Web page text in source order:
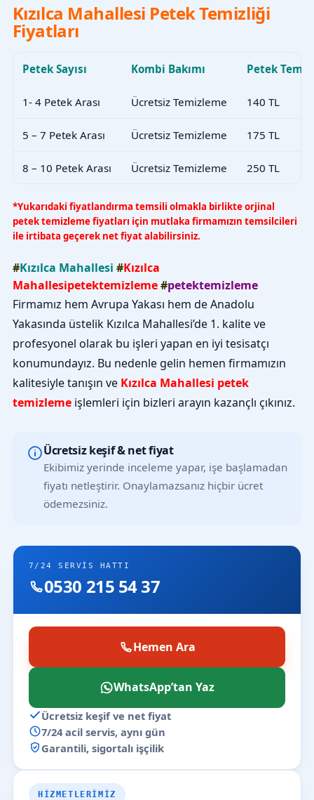
Kızılca Mahallesi Petek Temizliği
Fiyatları
Petek Sayısı Kombi Bakımı Petek
1- 4 Petek Arası Ücretsiz Temizleme 140 TL
5 – 7 Petek Arası Ücretsiz Temizleme 175 TL
8 – 10 Petek Arası Ücretsiz Temizleme 250 TL
*Yukarıdaki fiyatlandırma temsili olmakla birlikte orjinal
petek temizleme fiyatları için mutlaka firmamızın temsilcileri
ile irtibata geçerek net fiyat alabilirsiniz.
#Kızılca Mahallesi #Kızılca
Mahallesipetektemizleme#petektemizleme
Firmamız hem Avrupa Yakası hem de Anadolu
Yakasında üstelik Kızılca Mahallesi’de 1. kalite ve
profesyonel olarak bu işleri yapan en iyi tesisatçı
konumundayız. Bu nedenle gelin hemen firmamızın
kalitesiyle tanışın ve Kızılca Mahallesi petek
temizlemeişlemleri için bizleri arayın kazançlı çıkınız.
Ücretsiz keşif & net fiyat
Ekibimiz yerinde inceleme yapar, işe başlamadan
fiyatı netleştirir. Onaylamazsanız hiçbir ücret
ödemezsiniz.
7/24 SERVIS HATTI
0530 215 54 37
Hemen Ara
WhatsApp’tan Yaz
Ücretsiz keşif ve net fiyat
7/24 acil servis, aynı gün
Garantili, sigortalı işçilik
HIZMETLERIMIZ